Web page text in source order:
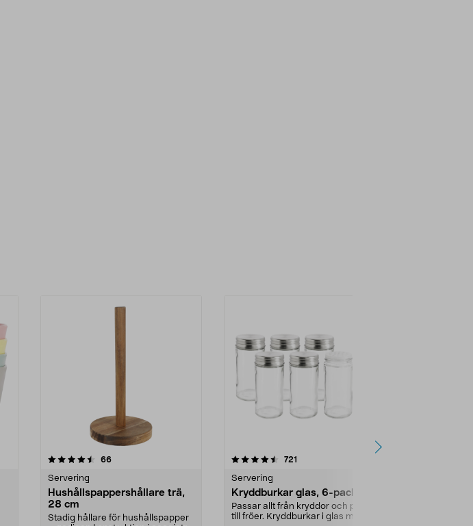
66recensioner
Servering
Hushållspappershållare trä,
28 cm
Stadig hållare för hushållspapper
4.5 av 5 stjärnor 721
Servering
Kryddburkar glas, 6-pack
Passar allt från kryddor och pyssel
till fröer. Kryddburkar i glas med
0.0 av 5 stjärnor